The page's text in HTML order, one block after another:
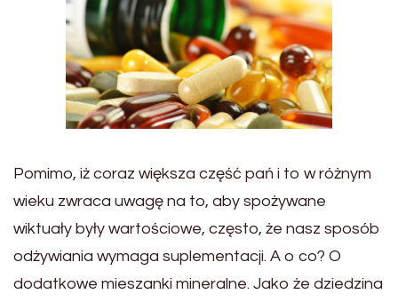
Pomimo, iż coraz większa część pań i to w różnym
wieku zwraca uwagę na to, aby spożywane
wiktuały były wartościowe, często, że nasz sposób
odżywiania wymaga suplementacji. A o co? O
dodatkowe mieszanki mineralne. Jako że dziedzina